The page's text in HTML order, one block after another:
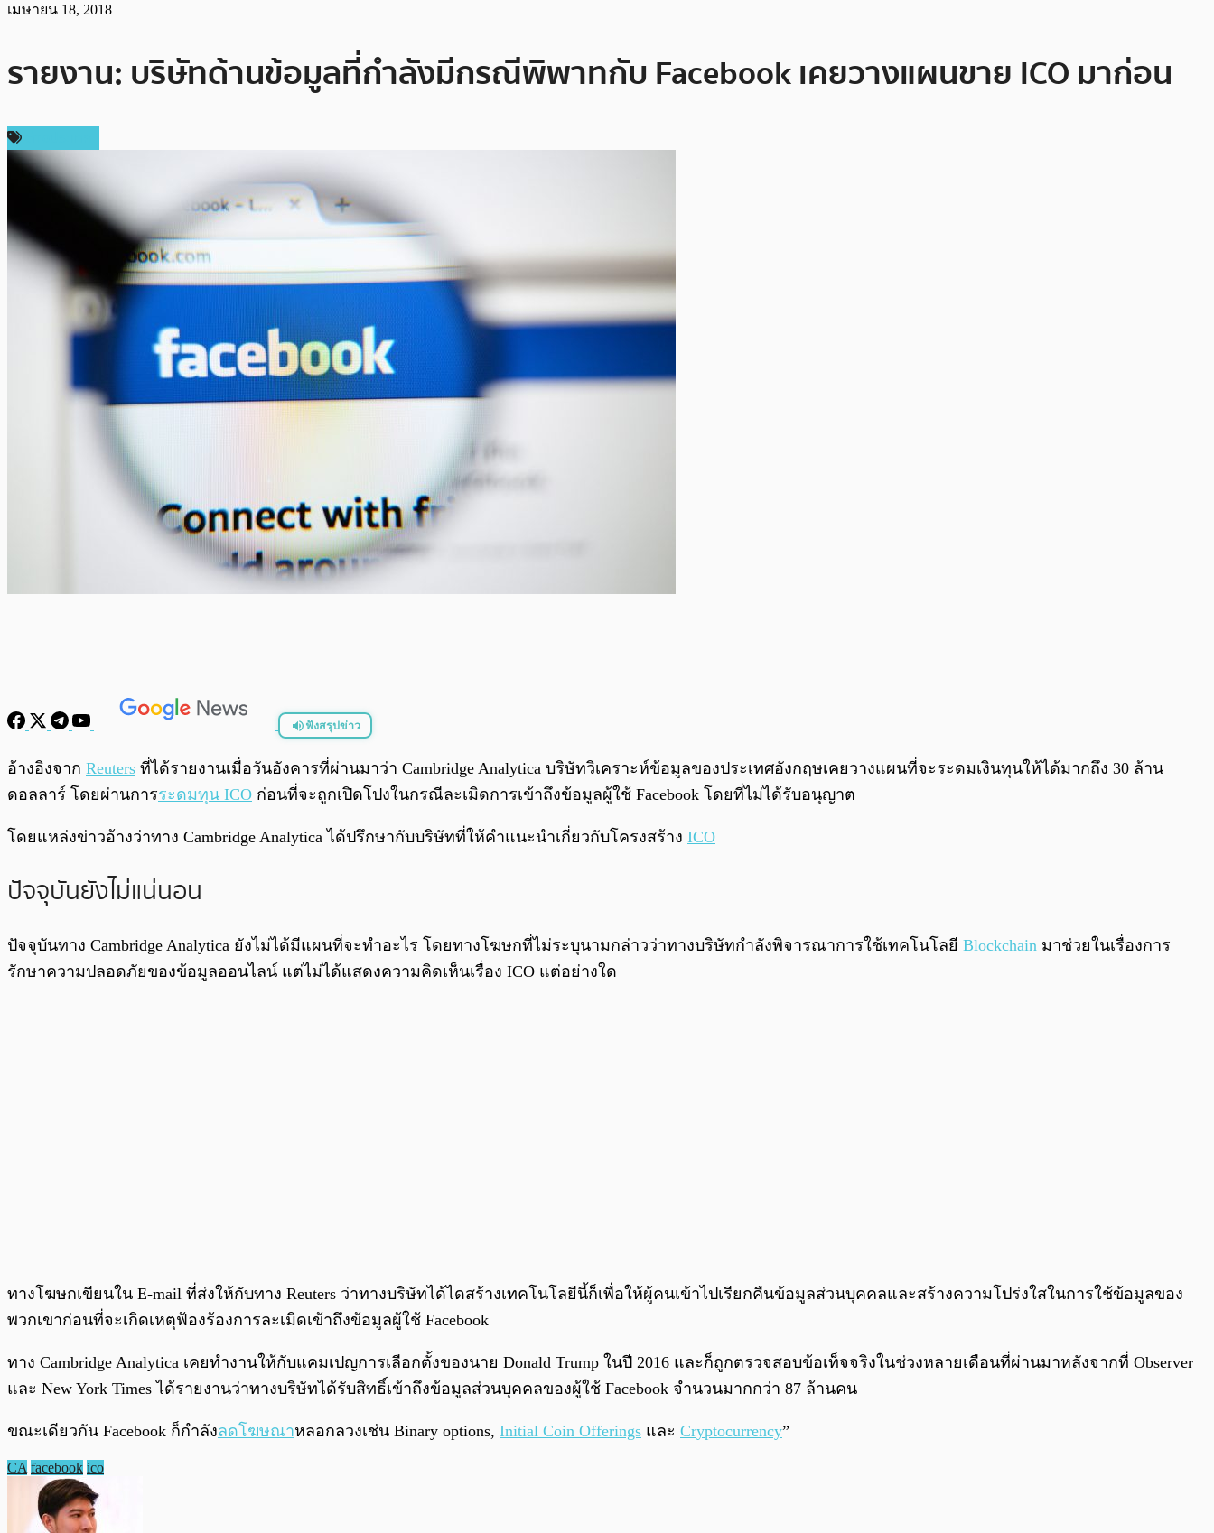
เมษายน 18, 2018
รายงาน: บริษัทด้านข้อมูลที่กำลังมีกรณีพิพาทกับ Facebook เคยวางแผนขาย ICO มาก่อน
ฟังสรุปข่าว
พร้อมเล่น 0:00 / 0:00
อ้างอิงจาก Reuters ที่ได้รายงานเมื่อวันอังคารที่ผ่านมาว่า Cambridge Analytica บริษัทวิเคราะห์ข้อมูลของประเทศอังกฤษเคยวางแผนที่จะระดมเงินทุนให้ได้มากถึง 30 ล้าน
ดอลลาร์ โดยผ่านการระดมทุน ICO ก่อนที่จะถูกเปิดโปงในกรณีละเมิดการเข้าถึงข้อมูลผู้ใช้ Facebook โดยที่ไม่ได้รับอนุญาต
โดยแหล่งข่าวอ้างว่าทาง Cambridge Analytica ได้ปรึกษากับบริษัทที่ให้คำแนะนำเกี่ยวกับโครงสร้าง ICO
ปัจจุบันยังไม่แน่นอน
ปัจจุบันทาง Cambridge Analytica ยังไม่ได้มีแผนที่จะทำอะไร โดยทางโฆษกที่ไม่ระบุนามกล่าวว่าทางบริษัทกำลังพิจารณาการใช้เทคโนโลยี Blockchain มาช่วยในเรื่องการ
รักษาความปลอดภัยของข้อมูลออนไลน์ แต่ไม่ได้แสดงความคิดเห็นเรื่อง ICO แต่อย่างใด
ทางโฆษกเขียนใน E-mail ที่ส่งให้กับทาง Reuters ว่าทางบริษัทได้ไดสร้างเทคโนโลยีนี้ก็เพื่อให้ผู้คนเข้าไปเรียกคืนข้อมูลส่วนบุคคลและสร้างความโปร่งใสในการใช้ข้อมูลของ
พวกเขาก่อนที่จะเกิดเหตุฟ้องร้องการละเมิดเข้าถึงข้อมูลผู้ใช้ Facebook
ทาง Cambridge Analytica เคยทำงานให้กับแคมเปญการเลือกตั้งของนาย Donald Trump ในปี 2016 และก็ถูกตรวจสอบข้อเท็จจริงในช่วงหลายเดือนที่ผ่านมาหลังจากที่ Observer
และ New York Times ได้รายงานว่าทางบริษัทได้รับสิทธิ์เข้าถึงข้อมูลส่วนบุคคลของผู้ใช้ Facebook จำนวนมากกว่า 87 ล้านคน
ขณะเดียวกัน Facebook ก็กำลังลดโฆษณาหลอกลวงเช่น Binary options, Initial Coin Offerings และ Cryptocurrency”
CA facebook ico